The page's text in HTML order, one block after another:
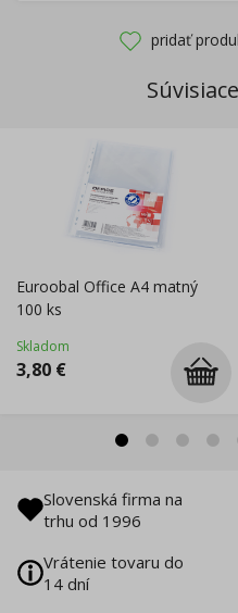
pridať
Euroobal Office A4 matný
100 ks
Skladom
3,80 €
Slovenská firma na
trhu od 1996
Vrátenie tovaru do
14 dní